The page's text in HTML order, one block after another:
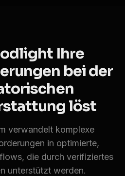
Ihre
bei der
löst
verwandelt komplexe
in optimierte,
die durch verifiziertes
unterstützt werden.